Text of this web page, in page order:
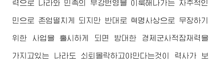
력으로 나라와 민족의 부강번영을 이룩해나가는 자주적인
민으로 존엄떨치게 되지만 반대로 혁명사상으로 무장하기
위한 사업을 홀시하게 되면 방대한 경제군사적잠재력을
가지고있는 나라도 쇠퇴몰락하고야만다는것이 력사가 보